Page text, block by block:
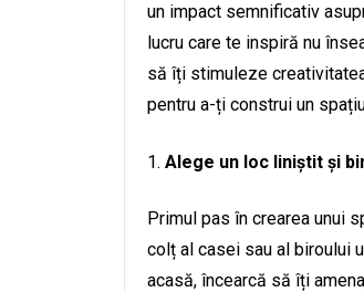
un impact semnificativ
lucru care te inspiră nu
să îți stimuleze
pentru a-ți construi un
Alege un loc liniștit și
Primul pas în crearea unui
colț al casei sau al biroului
acasă, încearcă să îți